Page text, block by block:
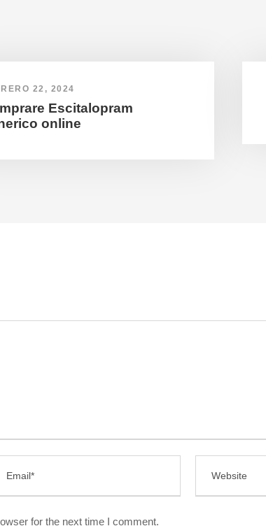
22, 2024
Escitalopram
online
for the next time I comment.